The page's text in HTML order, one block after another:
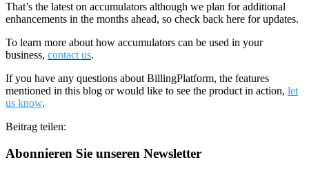
That’s the latest on accumulators although we plan for additional
enhancements in the months ahead, so check back here for updates.
To learn more about how accumulators can be used in your
business, contact us.
If you have any questions about BillingPlatform, the features
mentioned in this blog or would like to see the product in action, let
us know.
Beitrag teilen:
Abonnieren Sie unseren Newsletter